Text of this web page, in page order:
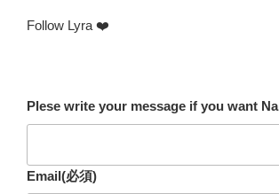
Follow Lyra ❤️
Plese write your message if you want
Email(必須)